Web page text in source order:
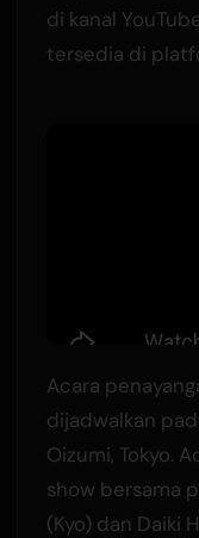
di kanal
tersedia di
Acara
dijadwalkan
Oizumi, Tokyo.
show bersama
(Kyo) dan Daiki